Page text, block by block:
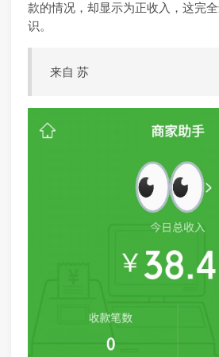
款的情况，却显示为正收入，这完
识。
来自 苏